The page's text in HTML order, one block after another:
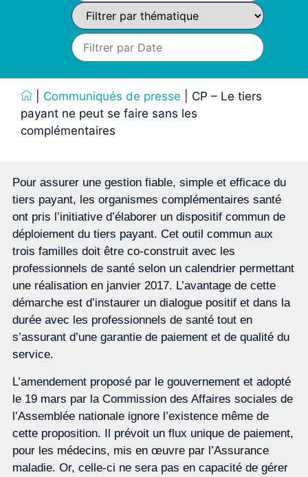
Communiqués de presse
CP – Le tiers
payant ne peut se faire sans les
complémentaires
Pour assurer une gestion fiable, simple et efficace du
tiers payant, les organismes complémentaires santé
ont pris l’initiative d’élaborer un dispositif commun de
déploiement du tiers payant. Cet outil commun aux
trois familles doit être co-construit avec les
professionnels de santé selon un calendrier permettant
une réalisation en janvier 2017. L’avantage de cette
démarche est d’instaurer un dialogue positif et dans la
durée avec les professionnels de santé tout en
s’assurant d’une garantie de paiement et de qualité du
service.
L’amendement proposé par le gouvernement et adopté
le 19 mars par la Commission des Affaires sociales de
l’Assemblée nationale ignore l’existence même de
cette proposition. Il prévoit un flux unique de paiement,
pour les médecins, mis en œuvre par l’Assurance
maladie. Or, celle-ci ne sera pas en capacité de gérer